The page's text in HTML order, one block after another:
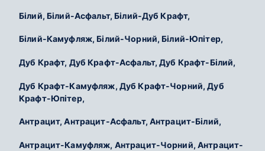
Білий, Білий-Асфальт, Білий-Дуб Крафт,
Білий-Камуфляж, Білий-Чорний, Білий-Юпітер,
Дуб Крафт, Дуб Крафт-Асфальт, Дуб Крафт-Білий,
Дуб Крафт-Камуфляж, Дуб Крафт-Чорний, Дуб
Крафт-Юпітер,
Антрацит, Антрацит-Асфальт, Антрацит-Білий,
Антрацит-Камуфляж, Антрацит-Чорний, Антрацит-